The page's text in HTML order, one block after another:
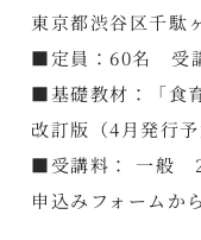
東京都渋谷区千
■定員：60名 受
■基礎教材：「食
改訂版（4月発行予
■受講料： 一般
申込みフォームか